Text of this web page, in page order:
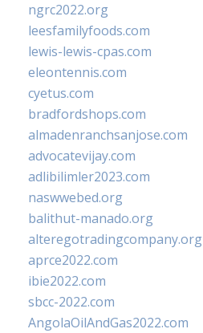
ngrc2022.org
leesfamilyfoods.com
lewis-lewis-cpas.com
eleontennis.com
cyetus.com
bradfordshops.com
almadenranchsanjose.com
advocatevijay.com
adlibilimler2023.com
naswwebed.org
balithut-manado.org
alteregotradingcompany.org
aprce2022.com
ibie2022.com
sbcc-2022.com
AngolaOilAndGas2022.com